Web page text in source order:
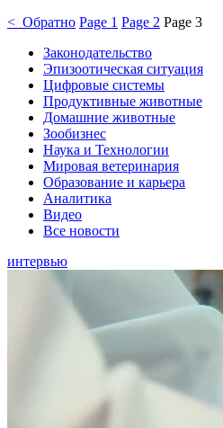
< Обратно Page 1 Page 2 Page 3
Законодательство
Эпизоотическая ситуация
Цифровые системы
Продуктивные животные
Домашние животные
Зообизнес
Наука и Технологии
Мировая ветеринария
Образование и карьера
Аналитика
Видео
Все новости
интервью